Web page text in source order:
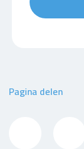
Pagina delen